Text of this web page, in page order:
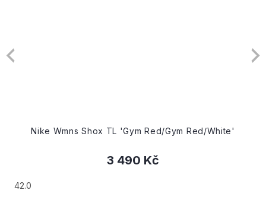
Nike Wmns Shox TL 'Gym Red/Gym Red/White'
3 490 Kč
42.0